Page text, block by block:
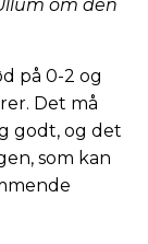
om den
på 0-2 og
Det må
godt, og det
som kan